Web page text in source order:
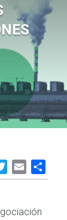
TwitterEmail